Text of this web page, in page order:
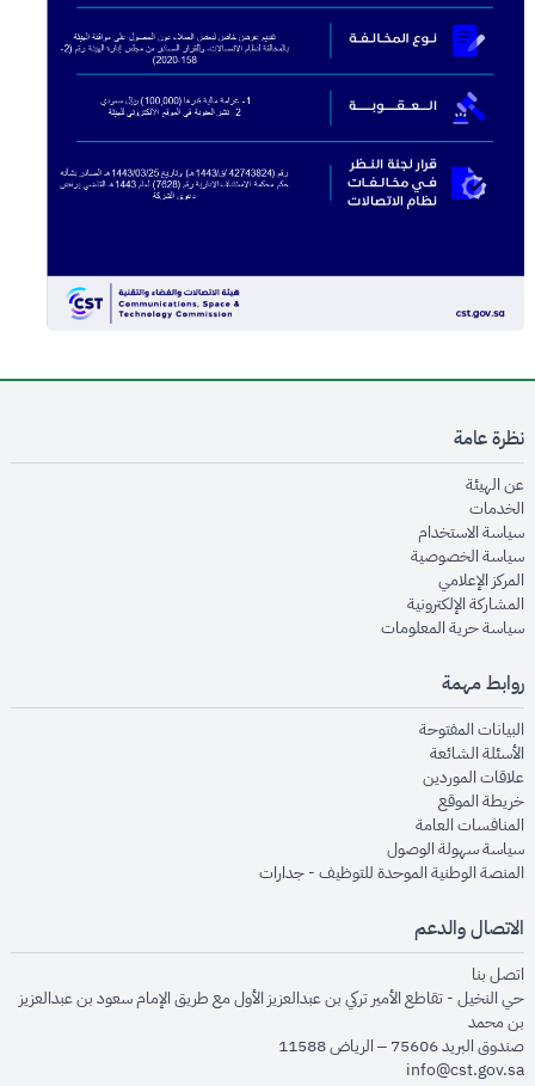
نظرة عامة
عن الهيئةopens in new window
الخدماتopens in new window
سياسة الاستخدام
سياسة الخصوصيةopens in new window
المركز الإعلاميopens in new window
المشاركة الإلكترونيةopens in new window
سياسة حرية المعلوماتopens in new window
روابط مهمة
البيانات المفتوحةopens in new window
الأسئلة الشائعةopens in new window
علاقات الموردينopens in new window
خريطة الموقعopens in new window
المنافسات العامةopens in new window
سياسة سهولة الوصولopens in new window
المنصة الوطنية الموحدة للتوظيف - جداراتopens in new window
الاتصال والدعم
اتصل بنا
حي النخيل - تقاطع الأمير تركي بن عبدالعزيز الأول مع طريق الإمام سعود بن عبدالعزيز
بن محمد
صندوق البريد 75606 – الرياض 11588
info@cst.gov.sa